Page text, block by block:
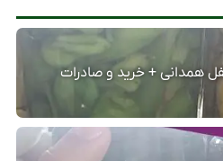
همدانی + خرید و صادرات